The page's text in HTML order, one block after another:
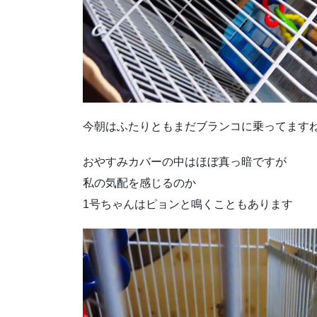
今朝はふたりともまだブランコに乗ってます
おやすみカバーの中はほぼ真っ暗ですが
私の気配を感じるのか
1号ちゃんはピョンと鳴くこともあります